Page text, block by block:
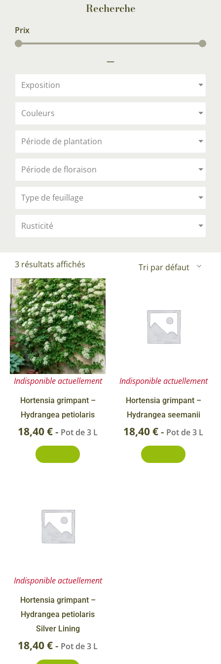
Recherche
Prix
—
Exposition
Couleurs
Période de plantation
Période de floraison
Type de feuillage
Rusticité
3 résultats affichés
Indisponible actuellement
Hortensia grimpant –
Hydrangea petiolaris
18,40€- Pot de 3 L
Indisponible actuellement
Hortensia grimpant –
Hydrangea seemanii
18,40€- Pot de 3 L
Indisponible actuellement
Hortensia grimpant –
Hydrangea petiolaris
Silver Lining
18,40€- Pot de 3 L